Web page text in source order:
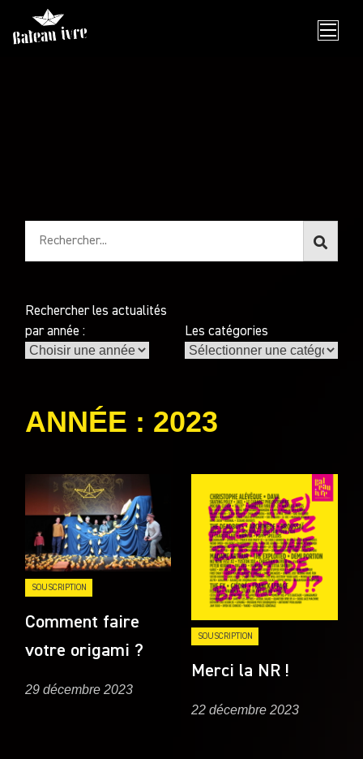
content
Rechercher les actualités
par année :
Les catégories
Les
ANNÉE : 2023
SOUSCRIPTION
Comment faire
votre origami ?
29 décembre 2023
SOUSCRIPTION
Merci la NR !
22 décembre 2023